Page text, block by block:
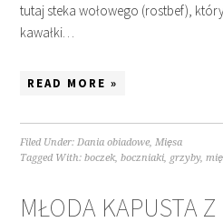
tutaj steka wołowego (rostbef),
kawałki…
READ MORE »
Filed Under:Dania obiadowe,Mięsa
Tagged With:boczek,boczniaki, grzyby,
MŁODA KAPUSTA